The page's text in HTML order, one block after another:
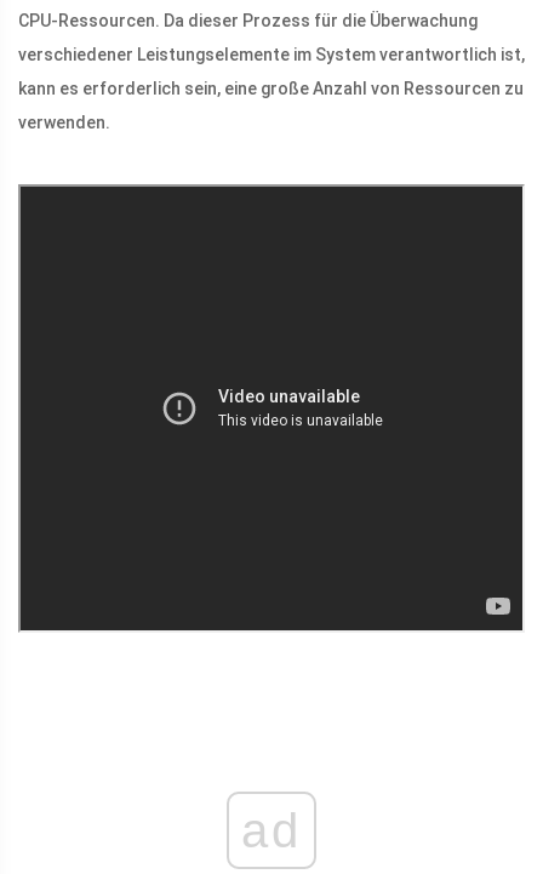
CPU-Ressourcen. Da dieser Prozess für die Überwachung
verschiedener Leistungselemente im System verantwortlich ist,
kann es erforderlich sein, eine große Anzahl von Ressourcen zu
verwenden.
ad